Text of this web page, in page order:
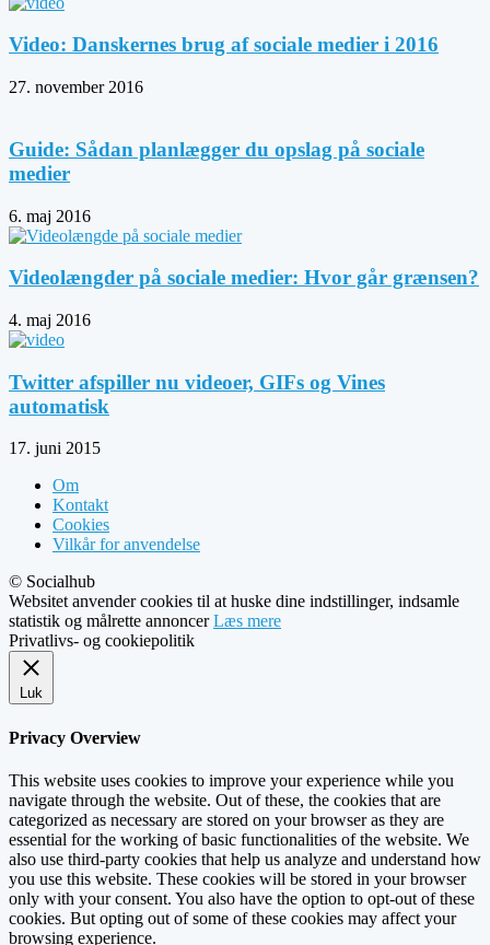
Video: Danskernes brug af sociale medier i 2016
27. november 2016
Guide: Sådan planlægger du opslag på sociale
medier
6. maj 2016
Videolængder på sociale medier: Hvor går grænsen?
4. maj 2016
Twitter afspiller nu videoer, GIFs og Vines
automatisk
17. juni 2015
Om
Kontakt
Cookies
Vilkår for anvendelse
© Socialhub
Websitet anvender cookies til at huske dine indstillinger, indsamle
statistik og målrette annoncerLæs mere
Privatlivs- og cookiepolitik
Luk
Privacy Overview
This website uses cookies to improve your experience while you
navigate through the website. Out of these, the cookies that are
categorized as necessary are stored on your browser as they are
essential for the working of basic functionalities of the website. We
also use third-party cookies that help us analyze and understand how
you use this website. These cookies will be stored in your browser
only with your consent. You also have the option to opt-out of these
cookies. But opting out of some of these cookies may affect your
browsing experience.